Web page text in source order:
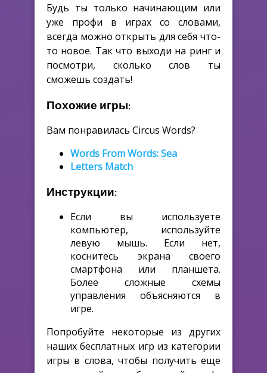
Будь ты только начинающим или
уже профи в играх со словами,
всегда можно открыть для себя что-
то новое. Так что выходи на ринг и
посмотри, сколько слов ты
сможешь создать!
Похожие игры:
Вам понравилась Circus Words?
Words From Words: Sea
Letters Match
Инструкции:
Если вы используете
компьютер, используйте
левую мышь. Если нет,
коснитесь экрана своего
смартфона или планшета.
Более сложные схемы
управления объясняются в
игре.
Попробуйте некоторые из других
наших бесплатных игр из категории
игры в слова, чтобы получить еще